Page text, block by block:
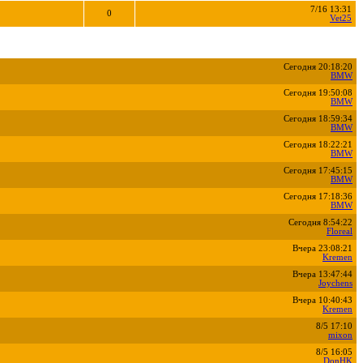
0
7/16 13:31
Vet25
Сегодня 20:18:20
BMW
Сегодня 19:50:08
BMW
Сегодня 18:59:34
BMW
Сегодня 18:22:21
BMW
Сегодня 17:45:15
BMW
Сегодня 17:18:36
BMW
Сегодня 8:54:22
Floreal
Вчера 23:08:21
Kremen
Вчера 13:47:44
Joychens
Вчера 10:40:43
Kremen
8/5 17:10
mixon
8/5 16:05
DonHK